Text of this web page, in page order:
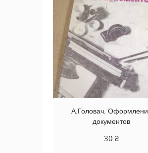
А.Головач.
документов
30₴